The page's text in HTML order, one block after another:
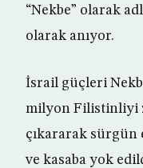
“Nekbe” olarak
olarak anıyor.
İsrail güçleri
milyon Filistinliyi
çıkararak
ve kasaba yok